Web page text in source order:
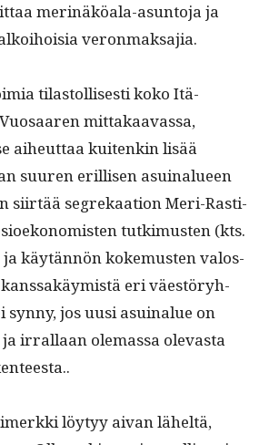
mer­inäköala-asun­to­ja ja
veronmaksajia.
tilas­tol­lis­es­ti koko Itä-
mit­takaavas­sa,
aiheut­taa kuitenkin lisää
suuren eril­lisen asuinalueen
siirtää seg­rekaa­tion Meri-Rasti­
tutkimusten (kts.
käytän­nön koke­musten val­os­
eri väestöryh­
syn­ny, jos uusi asuinalue on
irral­laan ole­mas­sa olev­as­ta
löy­tyy aivan läheltä,